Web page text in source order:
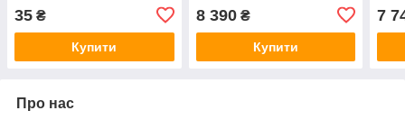
35 ₴
Купити
8 390₴
Купити
7
Про нас